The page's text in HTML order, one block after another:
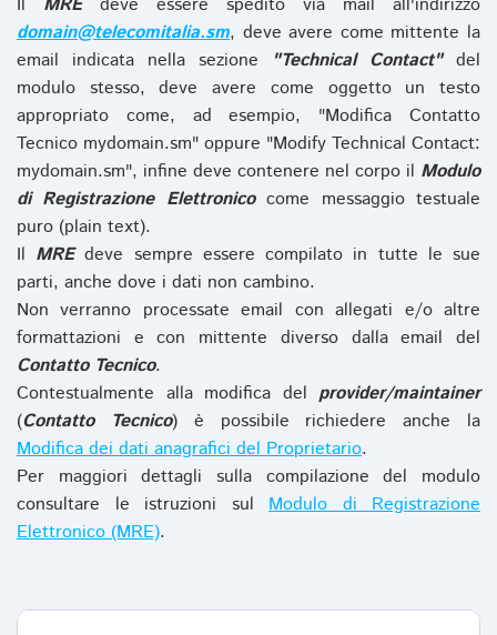
domain@telecomitalia.sm, deve avere come mittente la
email indicata nella sezione
"Technical Contact"del
modulo stesso, deve avere come oggetto un testo
appropriato come, ad esempio, "Modifica Contatto
Tecnico mydomain.sm" oppure "Modify Technical Contact:
mydomain.sm", infine deve contenere nel corpo il Modulo
di Registrazione Elettronicocome messaggio testuale
puro (plain text).
Il MREdeve sempre essere compilato in tutte le sue
parti, anche dove i dati non cambino.
Non verranno processate email con allegati e/o altre
formattazioni e con mittente diverso dalla email del
Contatto Tecnico.
Contestualmente alla modifica del provider/maintainer
(Contatto Tecnico) è possibile richiedere anche la
Modifica dei dati anagrafici del Proprietario.
Per maggiori dettagli sulla compilazione del modulo
consultare le istruzioni sul Modulo di Registrazione
Elettronico (MRE).